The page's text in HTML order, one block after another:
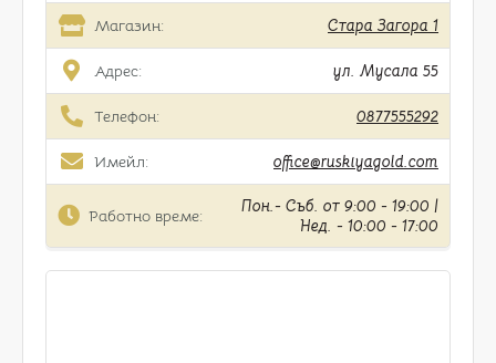
Магазин: Стара Загора 1
Адрес: ул. Мусала 55
Телефон: 0877555292
Имейл: office@ruskiyagold.com
Работно време:
Пон.- Съб. от 9:00 - 19:00 |
Нед. - 10:00 - 17:00